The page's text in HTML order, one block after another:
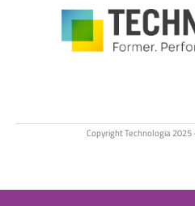
Copyright Technologia